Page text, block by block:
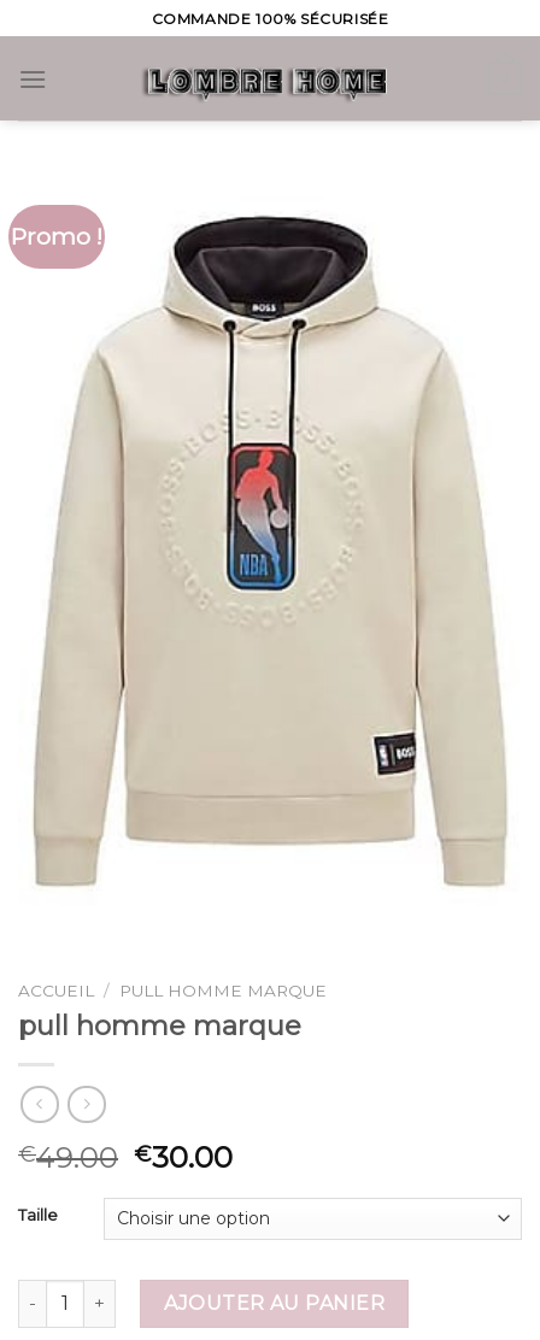
to
content
COMMANDE 100% SÉCURISÉE
Promo !
ACCUEIL / PULL HOMME MARQUE
pull homme marque
€49.00 €30.00
Taille
quantité de pull homme marque
AJOUTER AU PANIER